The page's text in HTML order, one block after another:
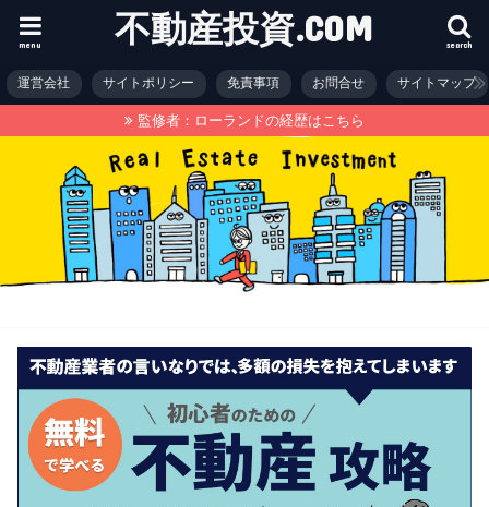
不動産投資.COM search
menu
運営会社 サイトポリシー 免責事項 お問合せ サイトマップ
監修者：ローランドの経歴はこちら